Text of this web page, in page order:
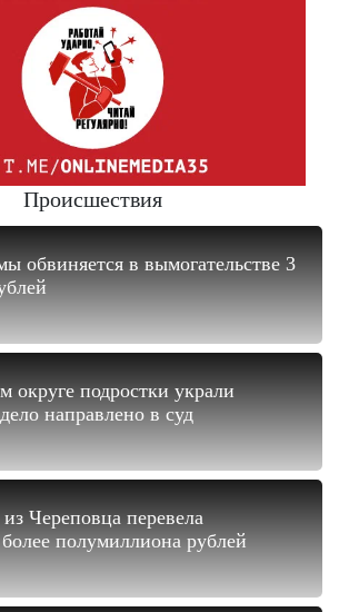
Происшествия
обвиняется в вымогательстве 3
округе подростки украли
направлено в суд
Череповца перевела
полумиллиона рублей